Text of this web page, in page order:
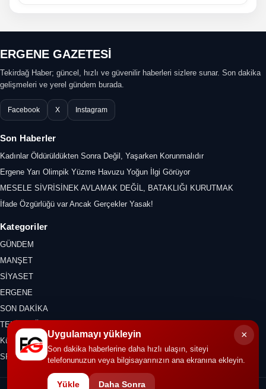
ERGENE GAZETESİ
Tekirdağ Haber; güncel, hızlı ve güvenilir haberleri sizlere sunar. Son dakika
gelişmeleri ve yerel gündem burada.
Facebook X Instagram
Son Haberler
Kadınlar Öldürüldükten Sonra Değil, Yaşarken Korunmalıdır
Ergene Yarı Olimpik Yüzme Havuzu Yoğun İlgi Görüyor
MESELE SİVRİSİNEK AVLAMAK DEĞİL, BATAKLIĞI KURUTMAK
İfade Özgürlüğü var Ancak Gerçekler Yasak!
Kategoriler
GÜNDEM
MANŞET
SİYASET
ERGENE
SON DAKİKA
TEKİRDAĞ
Kültür Sanat
SPOR
×
Uygulamayı yükleyin
Son dakika haberlerine daha hızlı ulaşın, siteyi
telefonunuzun veya bilgisayarınızın ana ekranına ekleyin.
Yükle Daha Sonra